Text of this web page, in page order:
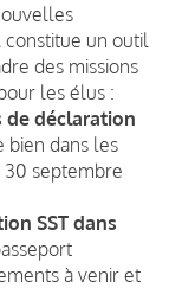
un outil
des missions
les élus :
de déclaration
bien dans les
septembre
SST dans
à venir et